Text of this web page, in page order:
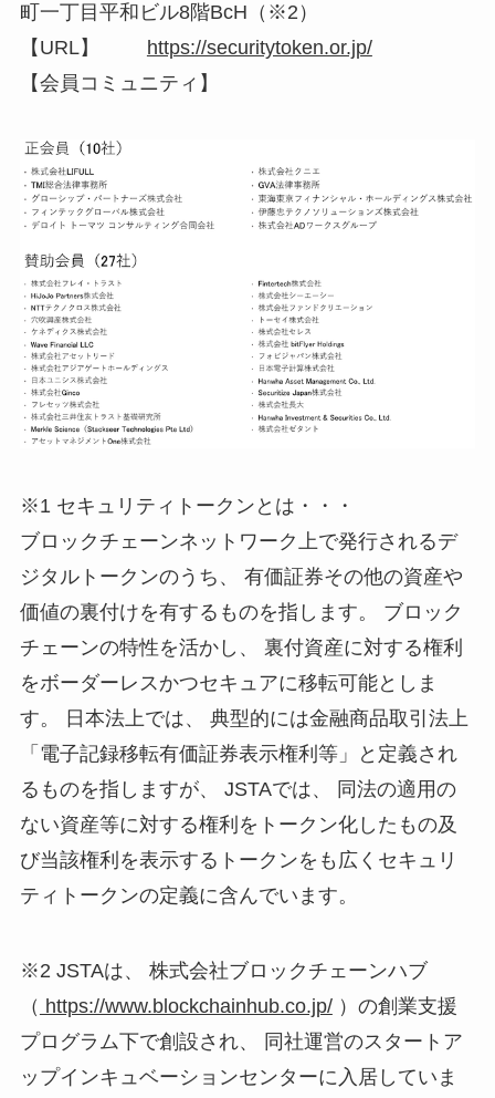
町一丁目平和ビル8階BcH（※2）
【URL】 https://securitytoken.or.jp/
【会員コミュニティ】
※1 セキュリティトークンとは・・・
ブロックチェーンネットワーク上で発行されるデ
ジタルトークンのうち、 有価証券その他の資産や
価値の裏付けを有するものを指します。 ブロック
チェーンの特性を活かし、 裏付資産に対する権利
をボーダーレスかつセキュアに移転可能としま
す。 日本法上では、 典型的には金融商品取引法上
「電子記録移転有価証券表示権利等」と定義され
るものを指しますが、 JSTAでは、 同法の適用の
ない資産等に対する権利をトークン化したもの及
び当該権利を表示するトークンをも広くセキュリ
ティトークンの定義に含んでいます。
※2 JSTAは、 株式会社ブロックチェーンハブ
（ https://www.blockchainhub.co.jp/）の創業支援
プログラム下で創設され、 同社運営のスタートア
ップインキュベーションセンターに入居していま